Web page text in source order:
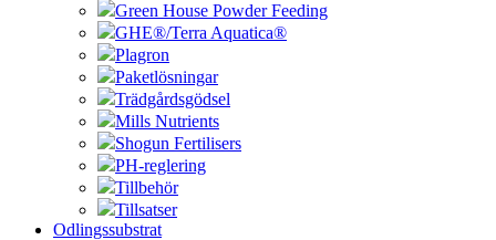
Green House Powder Feeding
GHE®/Terra Aquatica®
Plagron
Paketlösningar
Trädgårdsgödsel
Mills Nutrients
Shogun Fertilisers
PH-reglering
Tillbehör
Tillsatser
Odlingssubstrat